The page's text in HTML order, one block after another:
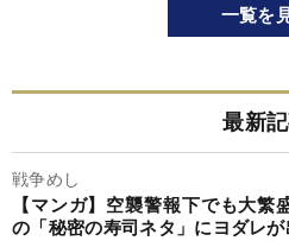
一覧を
最新
戦争めし
【マンガ】空襲警報下でも大
の「秘密の寿司ネタ」にヨダレが